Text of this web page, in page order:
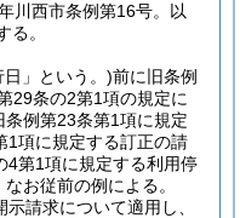
川西市条例第16号。以
る。
」という。)前に旧条例
29条の2第1項の規定に
例第23条第1項に規定
1項に規定する訂正の請
4第1項に規定する利用停
お従前の例による。
請求について適用し、